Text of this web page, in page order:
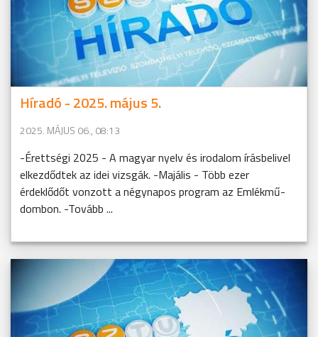
Híradó - 2025. május 5.
2025. MÁJUS 06., 08:13
-Érettségi 2025 - A magyar nyelv és irodalom írásbelivel
elkezdődtek az idei vizsgák. -Majális - Több ezer
érdeklődőt vonzott a négynapos program az Emlékmű-
dombon. -Tovább ...